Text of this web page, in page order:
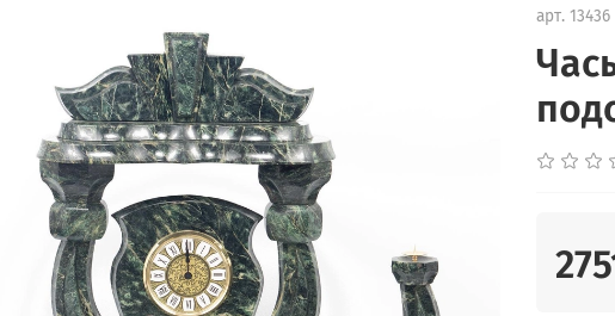
арт. 13436